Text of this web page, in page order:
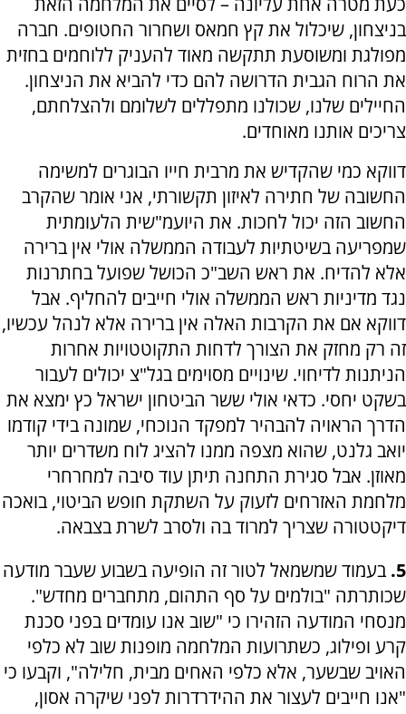
בניצחון, שיכלול את קץ חמאס ושחרור החטופים. חברה
מפולגת ומשוסעת תתקשה מאוד להעניק ללוחמים בחזית
את הרוח הגבית הדרושה להם כדי להביא את הניצחון.
החיילים שלנו, שכולנו מתפללים לשלומם ולהצלחתם,
צריכים אותנו מאוחדים.
דווקא כמי שהקדיש את מרבית חייו הבוגרים למשימה
החשובה של חתירה לאיזון תקשורתי, אני אומר שהקרב
החשוב הזה יכול לחכות. את היועמ"שית הלעומתית
שמפריעה בשיטתיות לעבודה הממשלה אולי אין ברירה
אלא להדיח. את ראש השב"כ הכושל שפועל בחתרנות
נגד מדיניות ראש הממשלה אולי חייבים להחליף. אבל
דווקא אם את הקרבות האלה אין ברירה אלא לנהל עכשיו,
זה רק מחזק את הצורך לדחות התקוטטויות אחרות
הניתנות לדיחוי. שינויים מסוימים בגל"צ יכולים לעבור
בשקט יחסי. כדאי אולי ששר הביטחון ישראל כץ ימצא את
הדרך הראויה להבהיר למפקד הנוכחי, שמונה בידי קודמו
יואב גלנט, שהוא מצפה ממנו להציג לוח משדרים יותר
מאוזן. אבל סגירת התחנה תיתן עוד סיבה למחרחרי
מלחמת האזרחים לזעוק על השתקת חופש הביטוי, בואכה
דיקטטורה שצריך למרוד בה ולסרב לשרת בצבאה.
5. בעמוד שמשמאל לטור זה הופיעה בשבוע שעבר מודעה
שכותרתה "בולמים על סף התהום, מתחברים מחדש".
מנסחי המודעה הזהירו כי "שוב אנו עומדים בפני סכנת
קרע ופילוג, כשתרועות המלחמה מופנות שוב לא כלפי
האויב שבשער, אלא כלפי האחים מבית, חלילה", וקבעו כי
"אנו חייבים לעצור את ההידרדרות לפני שיקרה אסון,